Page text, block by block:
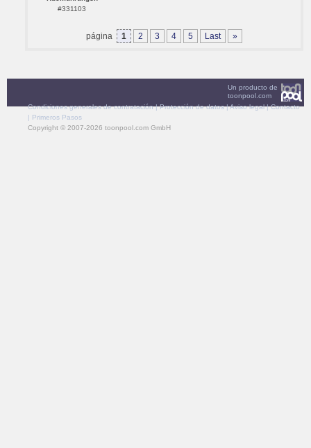
#331103
página 1 2 3 4 5 Last »
Un producto de
toonpool.com
Condiciones generales de contratación|Protección de datos|Aviso legal|Contacto
| Primeros Pasos
Copyright © 2007-2026 toonpool.com GmbH